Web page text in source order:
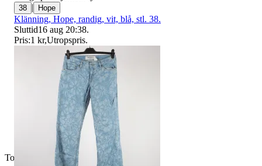
Toppsäljare
38 | Hope
Klänning, Hope, randig, vit, blå, stl. 38.
Sluttid16 aug 20:38.
Pris:1 kr,Utropspris.